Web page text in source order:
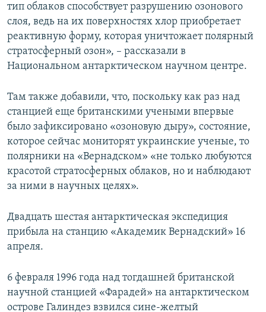
тип облаков способствует разрушению озонового
слоя, ведь на их поверхностях хлор приобретает
реактивную форму, которая уничтожает полярный
стратосферный озон», – рассказали в
Национальном антарктическом научном центре.
Там также добавили, что, поскольку как раз над
станцией еще британскими учеными впервые
было зафиксировано «озоновую дыру», состояние,
которое сейчас мониторят украинские ученые, то
полярники на «Вернадском» «не только любуются
красотой стратосферных облаков, но и наблюдают
за ними в научных целях».
Двадцать шестая антарктическая экспедиция
прибыла на станцию «Академик Вернадский» 16
апреля.
6 февраля 1996 года над тогдашней британской
научной станцией «Фарадей» на антарктическом
острове Галиндез взвился сине-желтый